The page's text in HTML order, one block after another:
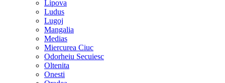
Lipova
Ludus
Lugoj
Mangalia
Medias
Miercurea Ciuc
Odorheiu Secuiesc
Oltenita
Onesti